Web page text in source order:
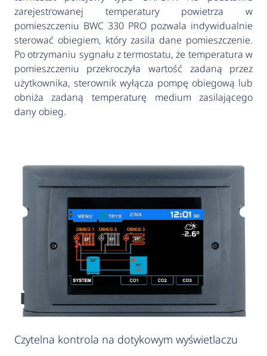
zarejestrowanej temperatury powietrza w
pomieszczeniu BWC 330 PRO pozwala indywidualnie
sterować obiegiem, który zasila dane pomieszczenie.
Po otrzymaniu sygnału z termostatu, że temperatura w
pomieszczeniu przekroczyła wartość zadaną przez
użytkownika, sterownik wyłącza pompę obiegową lub
obniża zadaną temperaturę medium zasilającego
dany obieg.
Czytelna kontrola na dotykowym wyświetlaczu